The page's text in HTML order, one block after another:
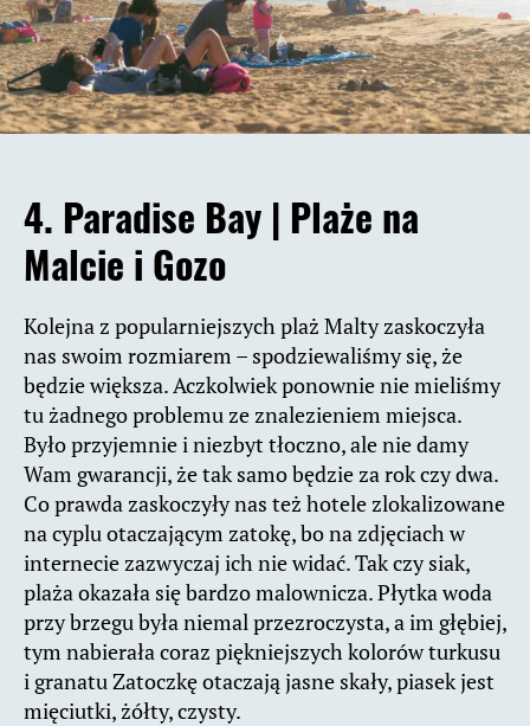
4. Paradise Bay | Plaże na
Malcie i Gozo
Kolejna z popularniejszych plaż Malty zaskoczyła
nas swoim rozmiarem – spodziewaliśmy się, że
będzie większa. Aczkolwiek ponownie nie mieliśmy
tu żadnego problemu ze znalezieniem miejsca.
Było przyjemnie i niezbyt tłoczno, ale nie damy
Wam gwarancji, że tak samo będzie za rok czy dwa.
Co prawda zaskoczyły nas też hotele zlokalizowane
na cyplu otaczającym zatokę, bo na zdjęciach w
internecie zazwyczaj ich nie widać. Tak czy siak,
plaża okazała się bardzo malownicza. Płytka woda
przy brzegu była niemal przezroczysta, a im głębiej,
tym nabierała coraz piękniejszych kolorów turkusu
i granatu Zatoczkę otaczają jasne skały, piasek jest
mięciutki, żółty, czysty.